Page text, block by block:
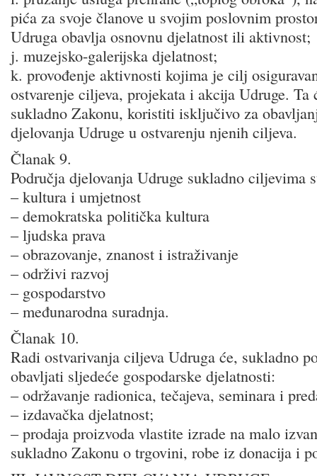
pića za svoje članove u svojim poslovnim
Udruga obavlja osnovnu djelatnost ili aktivnost;
j. muzejsko-galerijska djelatnost;
k. provođenje aktivnosti kojima je cilj
ostvarenje ciljeva, projekata i akcija Udruge. Ta
sukladno Zakonu, koristiti isključivo za
djelovanja Udruge u ostvarenju njenih ciljeva.
Članak 9.
Područja djelovanja Udruge sukladno ciljevima
– kultura i umjetnost
– demokratska politička kultura
– ljudska prava
– obrazovanje, znanost i istraživanje
– održivi razvoj
– gospodarstvo
– međunarodna suradnja.
Članak 10.
Radi ostvarivanja ciljeva Udruga će, sukladno
obavljati sljedeće gospodarske djelatnosti:
– održavanje radionica, tečajeva, seminara i
– izdavačka djelatnost;
– prodaja proizvoda vlastite izrade na malo
sukladno Zakonu o trgovini, robe iz donacija i